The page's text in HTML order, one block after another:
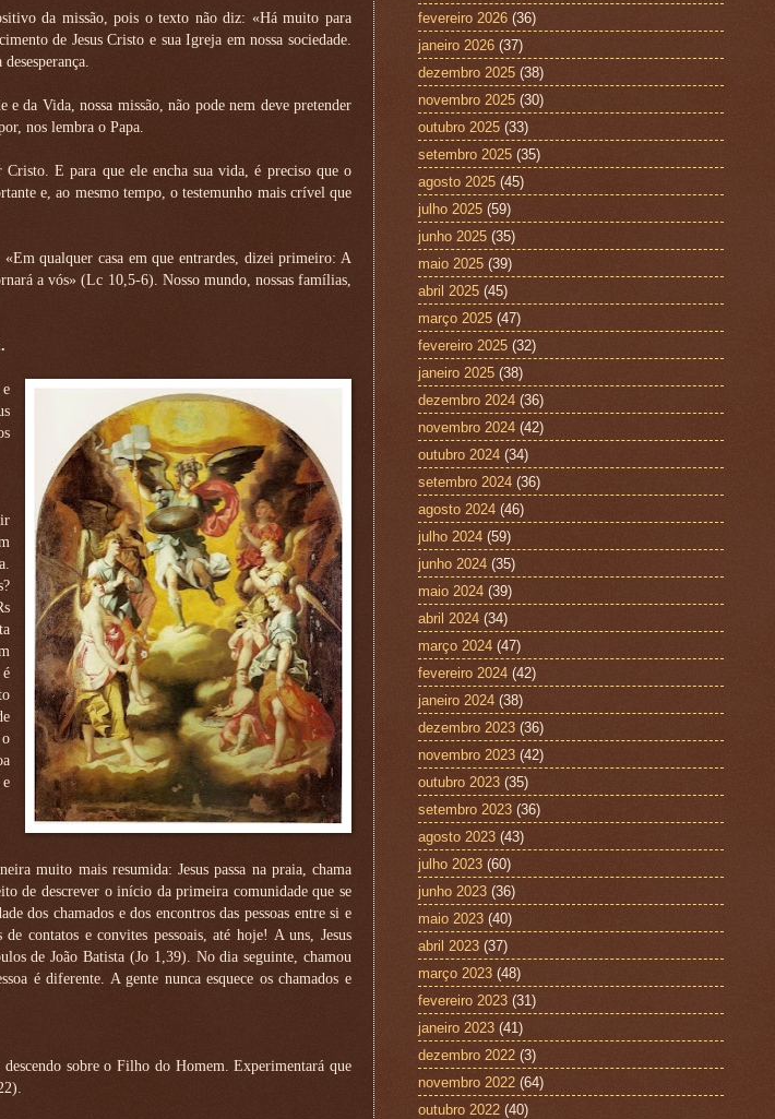
da missão, pois o texto não diz: «Há muito para
de Jesus Cristo e sua Igreja em nossa sociedade.
da Vida, nossa missão, não pode nem deve pretender
nos lembra o Papa.
E para que ele encha sua vida, é preciso que o
e, ao mesmo tempo, o testemunho mais crível que
qualquer casa em que entrardes, dizei primeiro: A
a vós» (Lc 10,5-6). Nosso mundo, nossas famílias,
muito mais resumida: Jesus passa na praia, chama
de descrever o início da primeira comunidade que se
dos chamados e dos encontros das pessoas entre si e
contatos e convites pessoais, até hoje! A uns, Jesus
de João Batista (Jo 1,39). No dia seguinte, chamou
é diferente. A gente nunca esquece os chamados e
sobre o Filho do Homem. Experimentará que
fevereiro 2026 (36)
janeiro 2026 (37)
dezembro 2025 (38)
novembro 2025 (30)
outubro 2025 (33)
setembro 2025 (35)
agosto 2025 (45)
julho 2025 (59)
junho 2025 (35)
maio 2025 (39)
abril 2025 (45)
março 2025 (47)
fevereiro 2025 (32)
janeiro 2025 (38)
dezembro 2024 (36)
novembro 2024 (42)
outubro 2024 (34)
setembro 2024 (36)
agosto 2024 (46)
julho 2024 (59)
junho 2024 (35)
maio 2024 (39)
abril 2024 (34)
março 2024 (47)
fevereiro 2024 (42)
janeiro 2024 (38)
dezembro 2023 (36)
novembro 2023 (42)
outubro 2023 (35)
setembro 2023 (36)
agosto 2023 (43)
julho 2023 (60)
junho 2023 (36)
maio 2023 (40)
abril 2023 (37)
março 2023 (48)
fevereiro 2023 (31)
janeiro 2023 (41)
dezembro 2022 (3)
novembro 2022 (64)
outubro 2022 (40)